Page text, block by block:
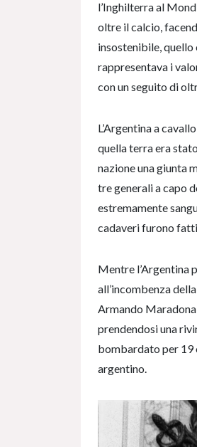
l’Inghilterra al
oltre il calcio,
insostenibile, quello
rappresentava i
con un seguito di
L’Argentina a
quella terra era
nazione una giunta
tre generali a capo
estremamente
cadaveri furono
Mentre l’Argentina
all’incombenza
Armando
prendendosi una
bombardato per 19
argentino.